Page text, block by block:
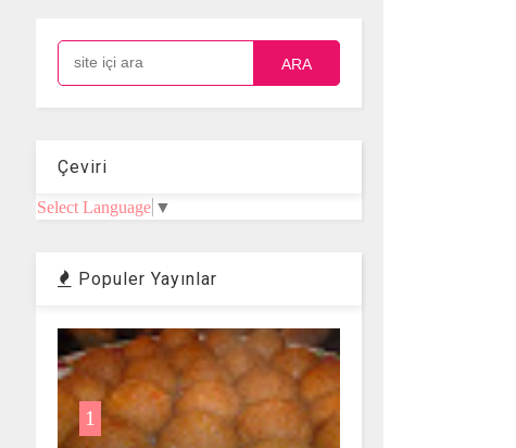
ARA
Çeviri
Select Language ▼
Populer Yayınlar
1